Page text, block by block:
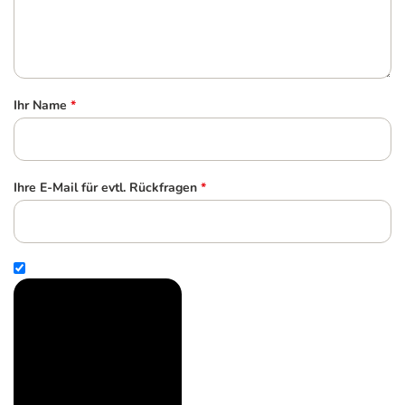
Ihr Name *
Ihre E-Mail für evtl. Rückfragen *